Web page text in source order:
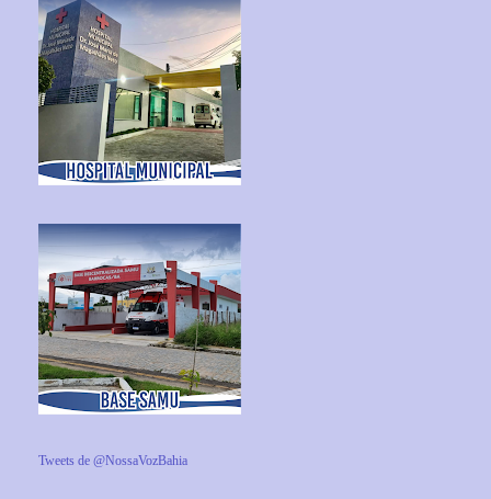
Tweets de @NossaVozBahia